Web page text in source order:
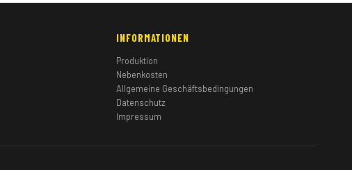
INFORMATIONEN
Produktion
Nebenkosten
Allgemeine Geschäftsbedingungen
Datenschutz
Impressum